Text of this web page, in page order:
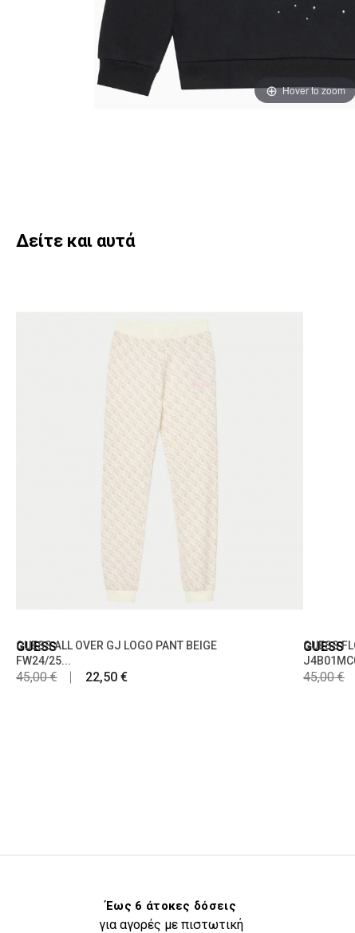
Hover to zoom
Δείτε και αυτά
GUESS
GUESS ALL OVER GJ LOGO PANT BEIGE
FW24/25...
45,00 € 22,50 €
GUESS
GUESS
45,00 €
Έως 6 άτοκες δόσεις
για αγορές με πιστωτική